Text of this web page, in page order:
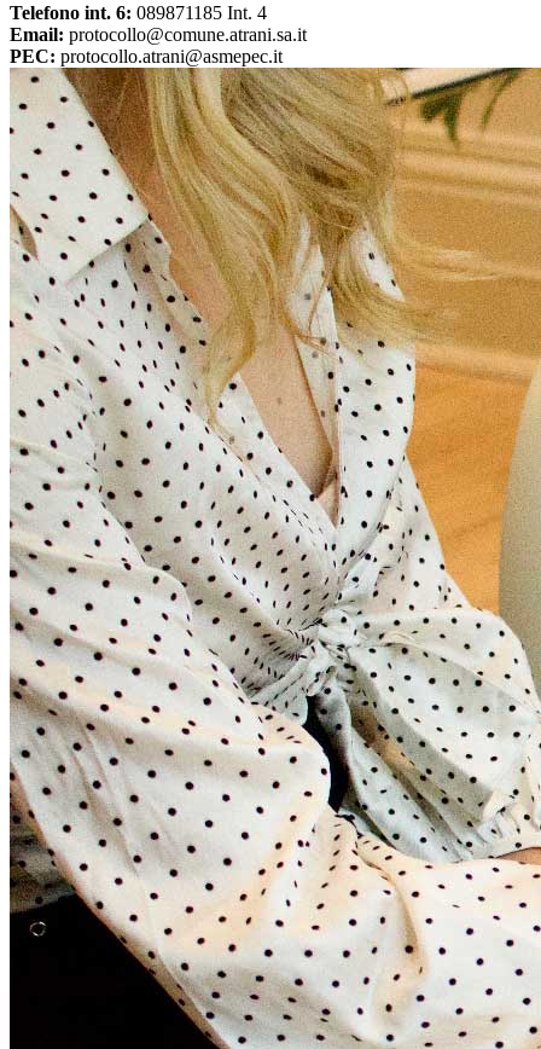
Telefono int. 6: 089871185 Int. 4
Email: protocollo@comune.atrani.sa.it
PEC: protocollo.atrani@asmepec.it